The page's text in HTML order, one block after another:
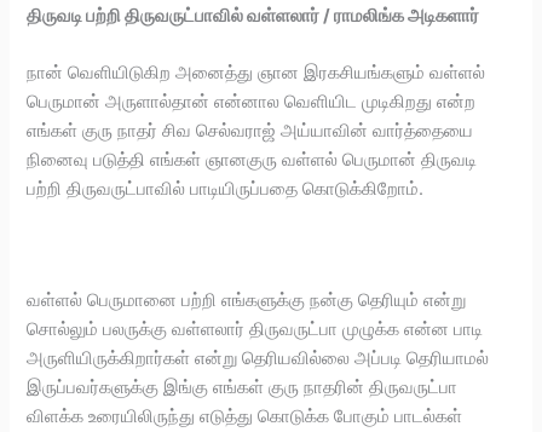
திருவடி பற்றி திருவருட்பாவில் வள்ளலார் / ராமலிங்க அடிகளார்
நான் வெளியிடுகிற அனைத்து ஞான இரகசியங்களும் வள்ளல்
பெருமான் அருளால்தான் என்னால வெளியிட முடிகிறது என்ற
எங்கள் குரு நாதர் சிவ செல்வராஜ் அய்யாவின் வார்த்தையை
நினைவு படுத்தி எங்கள் ஞானகுரு வள்ளல் பெருமான் திருவடி
பற்றி திருவருட்பாவில் பாடியிருப்பதை கொடுக்கிறோம்.
வள்ளல் பெருமானை பற்றி எங்களுக்கு நன்கு தெரியும் என்று
சொல்லும் பலருக்கு வள்ளலார் திருவருட்பா முழுக்க என்ன பாடி
அருளியிருக்கிறார்கள் என்று தெரியவில்லை அப்படி தெரியாமல்
இருப்பவர்களுக்கு இங்கு எங்கள் குரு நாதரின் திருவருட்பா
விளக்க உரையிலிருந்து எடுத்து கொடுக்க போகும் பாடல்கள்